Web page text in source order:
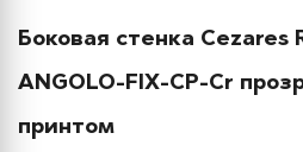
Боковая стенка Cezares
ANGOLO-FIX-CP-Cr
принтом